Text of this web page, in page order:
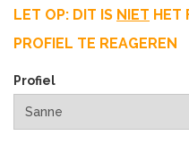
LET OP: DIT IS NIET HET
PROFIEL TE REAGEREN
Profiel